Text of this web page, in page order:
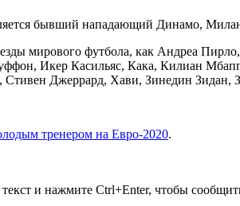
бывший нападающий Динамо,
мирового футбола, как Андреа
Икер Касильяс, Кака, Килиан
Джеррард, Хави, Зинедин Зидан,
тренером на Евро-2020.
и нажмите Ctrl+Enter, чтобы